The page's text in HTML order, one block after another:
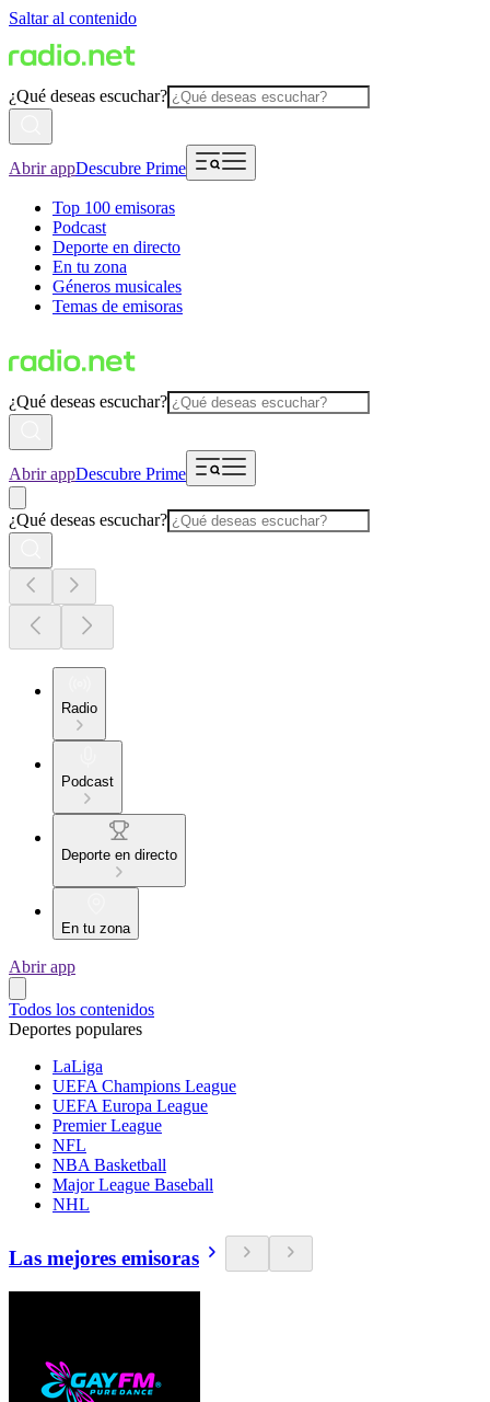
Saltar al contenido
¿Qué deseas escuchar?
Abrir appDescubre Prime
Top 100 emisoras
Podcast
Deporte en directo
En tu zona
Géneros musicales
Temas de emisoras
¿Qué deseas escuchar?
Abrir appDescubre Prime
¿Qué deseas escuchar?
Radio
Podcast
Deporte en directo
En tu zona
Abrir app
Todos los contenidos
Deportes populares
LaLiga
UEFA Champions League
UEFA Europa League
Premier League
NFL
NBA Basketball
Major League Baseball
NHL
Las mejores emisoras